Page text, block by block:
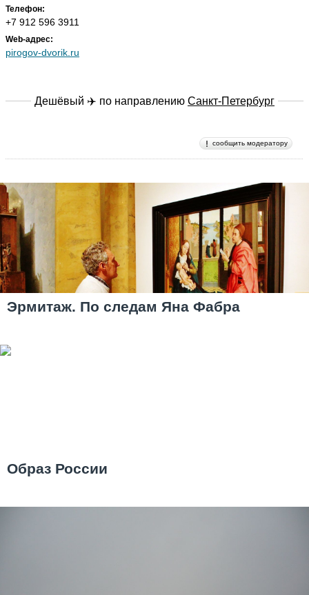
Телефон:
+7 912 596 3911
Web-адрес:
pirogov-dvorik.ru
Дешёвый ✈️ по направлению Санкт-Петербург
сообщить модератору
Эрмитаж. По следам Яна Фабра
Образ России